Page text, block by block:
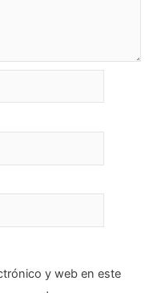
y web en este